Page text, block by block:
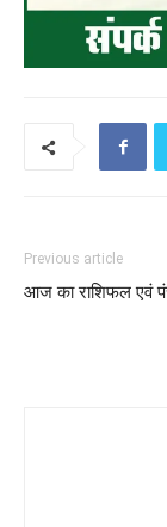
Previous article
आज का राशिफल एवं